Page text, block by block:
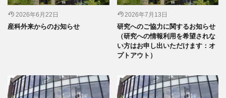
2026年6月22日
産科外来からのお知らせ
2026年7月13日
研究へのご協力に関するお知らせ
（研究への情報利用を希望されな
い方はお申し出いただけます：オ
プトアウト）